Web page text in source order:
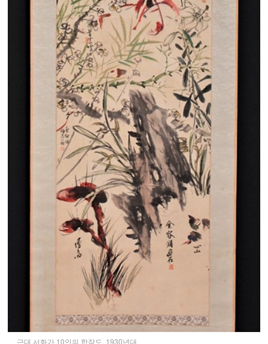
근대 서화가 10인의 합작도, 1930년대